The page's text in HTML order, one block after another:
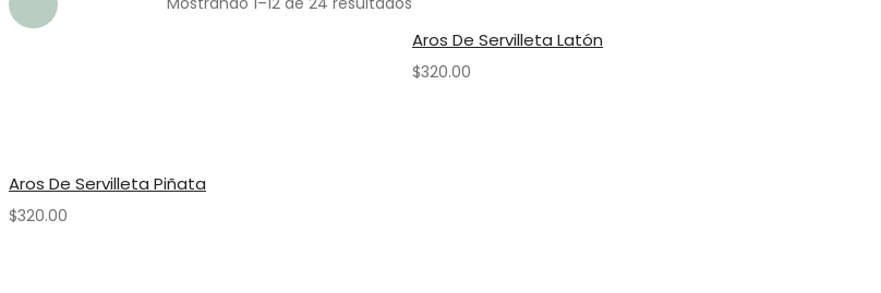
Aros De Servilleta Latón
$320.00
Aros De Servilleta Piñata
$320.00